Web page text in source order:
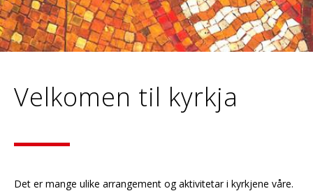
Velkomen til kyrkja
Det er mange ulike arrangement og aktivitetar i kyrkjene våre.